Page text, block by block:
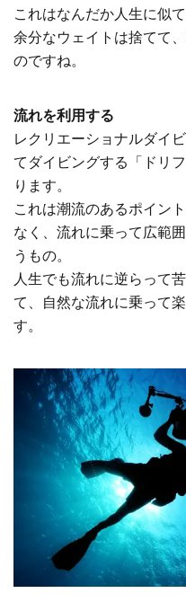
これはなんだか人生に似
余分なウェイトは捨てて
のですね。
流れを利用する
レクリエーショナルダイ
てダイビングする「ドリ
ります。
これは潮流のあるポイン
なく、流れに乗って広範
うもの。
人生でも流れに逆らって
て、自然な流れに乗って
す。